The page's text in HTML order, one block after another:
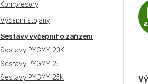
Kompresory
Výčepní stojany
Sestavy výčepního zařízení
Sestavy PYGMY 20K
Sestavy PYGMY 25
Sestavy PYGMY 25K